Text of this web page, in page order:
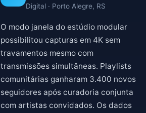
Digital · Porto Alegre, RS
O modo janela do estúdio modular
possibilitou capturas em 4K sem
travamentos mesmo com
transmissões simultâneas. Playlists
comunitárias ganharam 3.400 novos
seguidores após curadoria conjunta
com artistas convidados. Os dados